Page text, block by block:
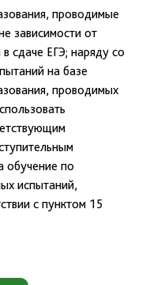
проводимые
зависимости от
сдаче ЕГЭ; наряду со
на базе
проводимых
обучение по
испытаний,
с пунктом 15